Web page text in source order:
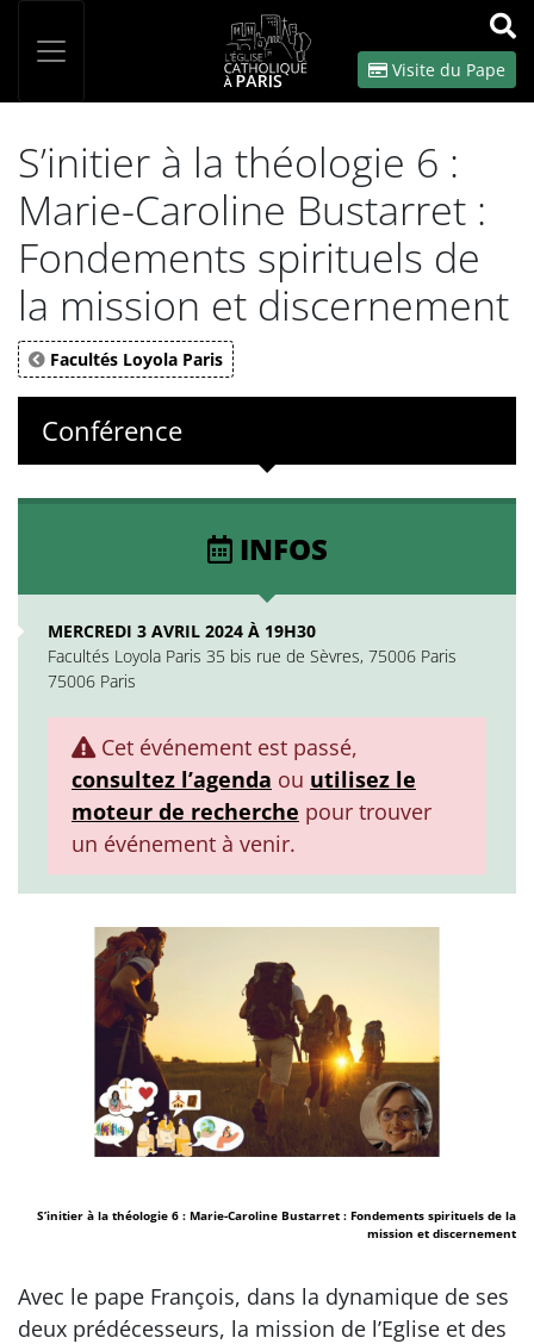
OK
Visite du Pape
S’initier à la théologie 6 :
Marie-Caroline Bustarret :
Fondements spirituels de
la mission et discernement
Facultés Loyola Paris
Conférence
INFOS
MERCREDI 3 AVRIL 2024 À 19H30
Facultés Loyola Paris 35 bis rue de Sèvres, 75006 Paris
75006 Paris
Cet événement est passé,
consultez l’agenda ou utilisez le
moteur de recherche pour trouver
un événement à venir.
S’initier à la théologie 6 : Marie-Caroline Bustarret : Fondements spirituels de la
mission et discernement
Avec le pape François, dans la dynamique de ses
deux prédécesseurs, la mission de l’Eglise et des
Panneau de gestion des cookies